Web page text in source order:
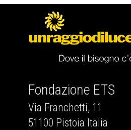
Fondazione ETS
Via Franchetti, 11
51100 Pistoia Italia